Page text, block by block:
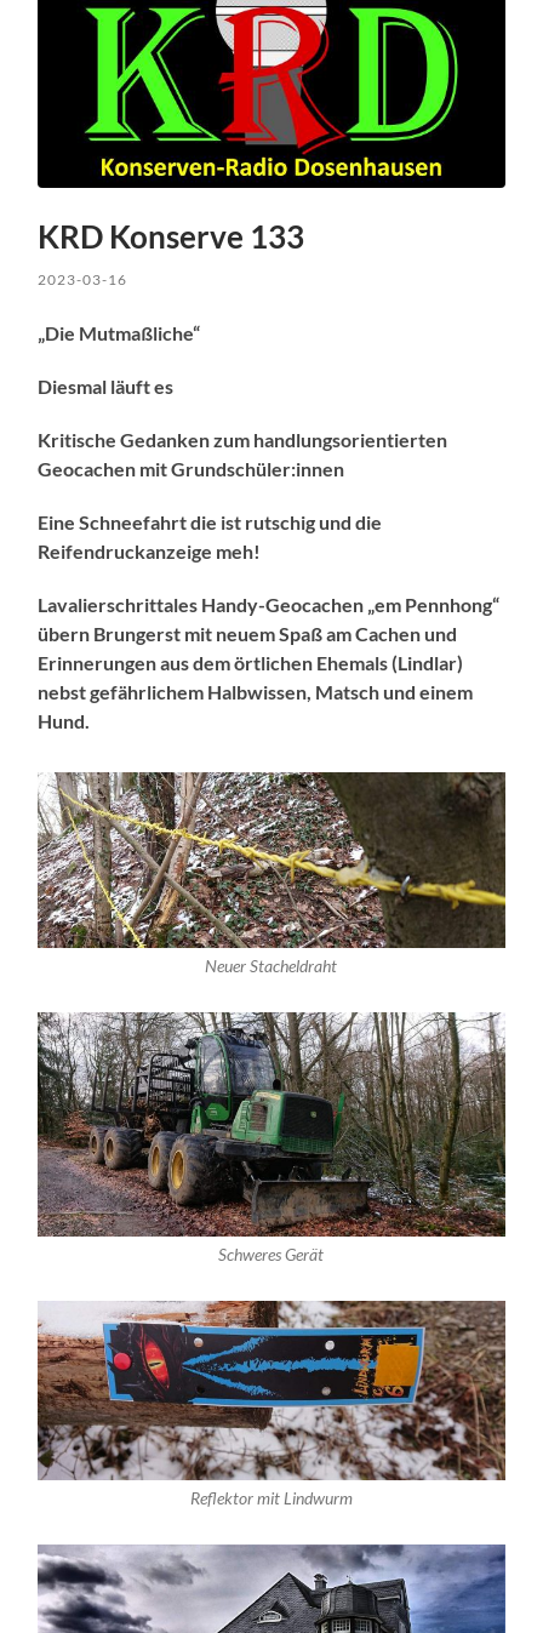
KRD Konserve 133
2023-03-16
„Die Mutmaßliche“
Diesmal läuft es
Kritische Gedanken zum handlungsorientierten
Geocachen mit Grundschüler:innen
Eine Schneefahrt die ist rutschig und die
Reifendruckanzeige meh!
Lavalierschrittales Handy-Geocachen „em Pennhong“
übern Brungerst mit neuem Spaß am Cachen und
Erinnerungen aus dem örtlichen Ehemals (Lindlar)
nebst gefährlichem Halbwissen, Matsch und einem
Hund.
Neuer Stacheldraht
Schweres Gerät
Reflektor mit Lindwurm